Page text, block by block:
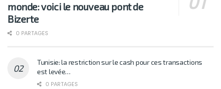
monde: voici le nouveau pont de
Bizerte
0 PARTAGES
Tunisie: la restriction sur le cash pour ces transactions
est levée…
0 PARTAGES